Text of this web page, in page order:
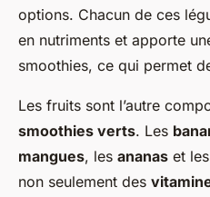
options. Chacun de ces
en nutriments et apporte
smoothies, ce qui permet
Les fruits sont l’autre
smoothies verts. Les
mangues, les ananas et les
non seulement des